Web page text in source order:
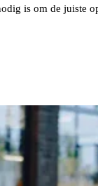
is om de juiste